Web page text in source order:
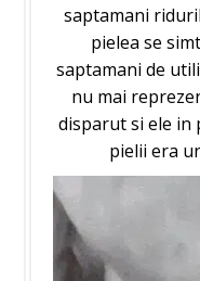
saptamani
pielea se
saptamani de
nu mai
disparut si ele in
pielii era